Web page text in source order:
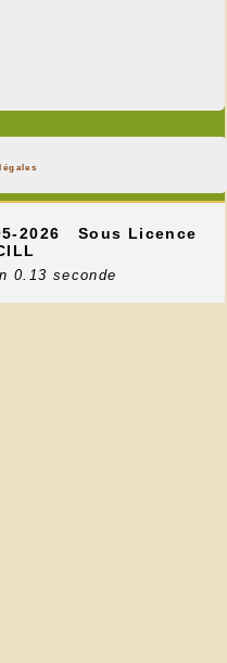
2026
Sous Licence
0.13 seconde